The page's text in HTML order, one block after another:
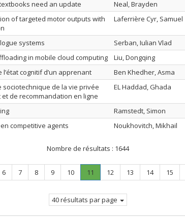
need an update Neal, Brayden
of targeted motor outputs with
Laferrière Cyr, Samuel
systems Serban, Iulian Vlad
in mobile cloud computing Liu, Dongqing
cognitif d’un apprenant Ben Khedher, Asma
sociotechnique de la vie privée
de recommandation en ligne
EL Haddad, Ghada
Ramstedt, Simon
competitive agents Noukhovitch, Mikhail
Nombre de résultats : 1644
Page
6 Page
7 Page
8 Page
9 Page
10 Page
11
Page
Page
12 Page
13 Page
14 Page
15
40 résultats par page